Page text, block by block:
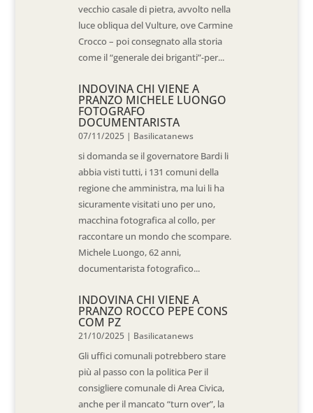
vecchio casale di pietra, avvolto nella
luce obliqua del Vulture, ove Carmine
Crocco – poi consegnato alla storia
come il “generale dei briganti”-per...
INDOVINA CHI VIENE A
PRANZO MICHELE LUONGO
FOTOGRAFO
DOCUMENTARISTA
07/11/2025 | Basilicatanews
si domanda se il governatore Bardi li
abbia visti tutti, i 131 comuni della
regione che amministra, ma lui li ha
sicuramente visitati uno per uno,
macchina fotografica al collo, per
raccontare un mondo che scompare.
Michele Luongo, 62 anni,
documentarista fotografico...
INDOVINA CHI VIENE A
PRANZO ROCCO PEPE CONS
COM PZ
21/10/2025 | Basilicatanews
Gli uffici comunali potrebbero stare
più al passo con la politica Per il
consigliere comunale di Area Civica,
anche per il mancato “turn over”, la